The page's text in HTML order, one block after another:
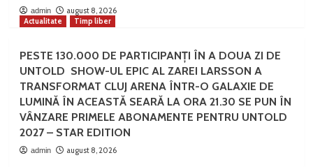
admin
august 8, 2026
Actualitate
Timp liber
PESTE 130.000 DE PARTICIPANȚI ÎN A DOUA ZI DE
UNTOLD SHOW-UL EPIC AL ZAREI LARSSON A
TRANSFORMAT CLUJ ARENA ÎNTR-O GALAXIE DE
LUMINĂ ÎN ACEASTĂ SEARĂ LA ORA 21.30 SE PUN ÎN
VÂNZARE PRIMELE ABONAMENTE PENTRU UNTOLD
2027 – STAR EDITION
admin august 8, 2026